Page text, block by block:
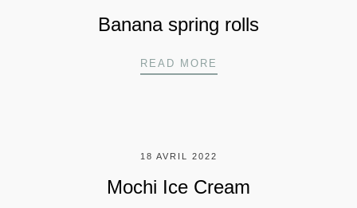
Banana spring rolls
READ MORE
18 AVRIL 2022
Mochi Ice Cream